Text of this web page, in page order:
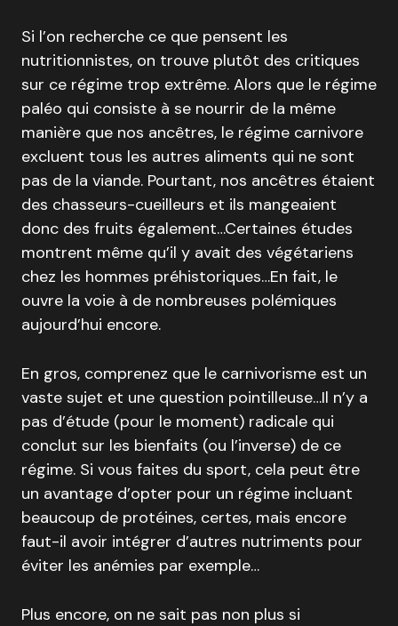
Si l’on recherche ce que pensent les
nutritionnistes, on trouve plutôt des critiques
sur ce régime trop extrême. Alors que le régime
paléo qui consiste à se nourrir de la même
manière que nos ancêtres, le régime carnivore
excluent tous les autres aliments qui ne sont
pas de la viande. Pourtant, nos ancêtres étaient
des chasseurs-cueilleurs et ils mangeaient
donc des fruits également…Certaines études
montrent même qu’il y avait des végétariens
chez les hommes préhistoriques…En fait, le
ouvre la voie à de nombreuses polémiques
aujourd’hui encore.
En gros, comprenez que le carnivorisme est un
vaste sujet et une question pointilleuse…Il n’y a
pas d’étude (pour le moment) radicale qui
conclut sur les bienfaits (ou l’inverse) de ce
régime. Si vous faites du sport, cela peut être
un avantage d’opter pour un régime incluant
beaucoup de protéines, certes, mais encore
faut-il avoir intégrer d’autres nutriments pour
éviter les anémies par exemple…
Plus encore, on ne sait pas non plus si